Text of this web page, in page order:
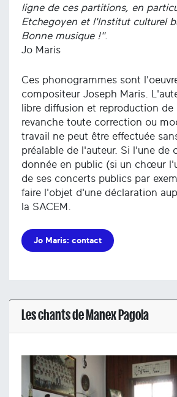
ligne de ces partitions, en
Etchegoyen et l'Institut culturel
Bonne musique !".
Jo Maris
Ces phonogrammes sont
compositeur Joseph Maris.
libre diffusion et reproduction de
revanche toute correction ou
travail ne peut être effectuée
préalable de l'auteur. Si l'une de
donnée en public (si un chœur
de ses concerts publics par
faire l'objet d'une déclaration
la SACEM.
Jo Maris: contact
Les chants de Manex Pagola